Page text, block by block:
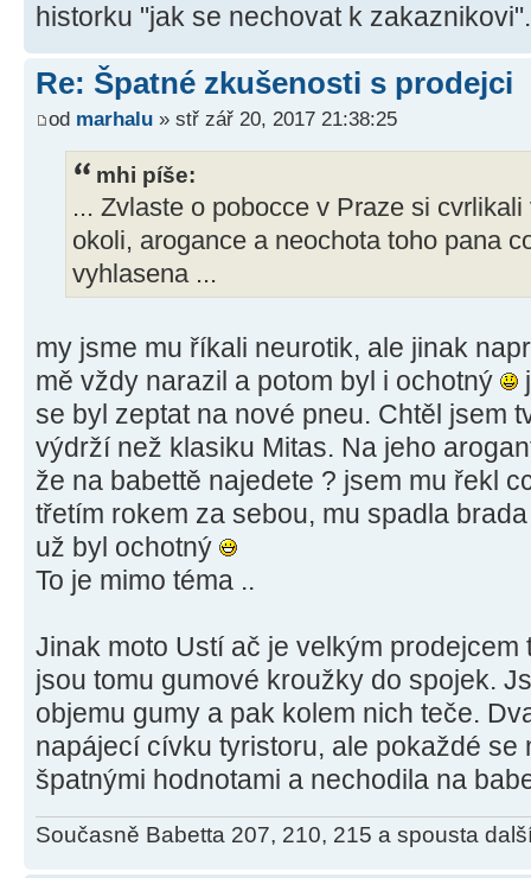
historku "jak se nechovat k zakaznikovi".
Re: Špatné zkušenosti s prodejci
od marhalu » stř zář 20, 2017 21:38:25
mhi píše:
... Zvlaste o pobocce v Praze si
okoli, arogance a neochota toho pana
vyhlasena ...
my jsme mu říkali neurotik, ale jinak
mě vždy narazil a potom byl i ochotný
se byl zeptat na nové pneu. Chtěl jsem
výdrží než klasiku Mitas. Na jeho
že na babettě najedete ? jsem mu řekl
třetím rokem za sebou, mu spadla
už byl ochotný
To je mimo téma ..
Jinak moto Ustí ač je velkým
jsou tomu gumové kroužky do spojek.
objemu gumy a pak kolem nich teče.
napájecí cívku tyristoru, ale pokaždé se
špatnými hodnotami a nechodila na
Současně Babetta 207, 210, 215 a spousta